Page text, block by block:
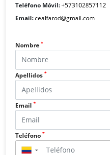
Teléfono Móvil:+573102857112
Email:cealfarod@gmail.com
Nombre *
Apellidos *
Email *
Teléfono *
▼